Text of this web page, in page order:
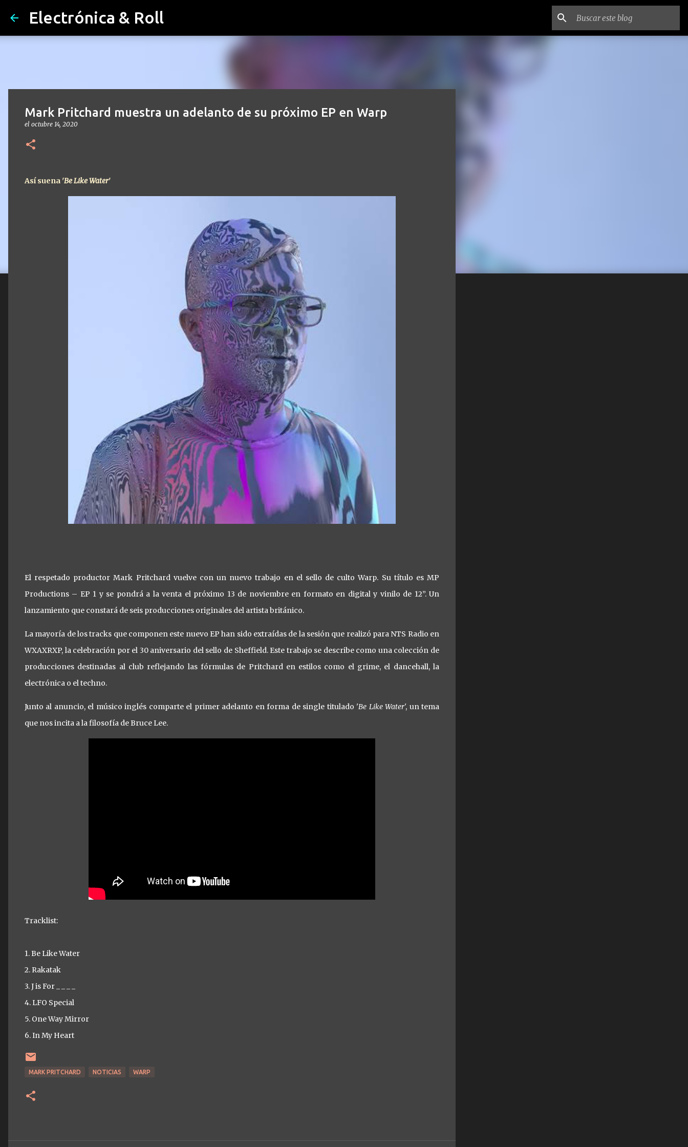
Electrónica & Roll
Mark Pritchard muestra un adelanto de su próximo EP en Warp
el octubre 14, 2020
Así suena 'Be Like Water'
El respetado productor Mark Pritchard vuelve con un nuevo trabajo en el sello de culto Warp. Su título es MP
Productions – EP 1 y se pondrá a la venta el próximo 13 de noviembre en formato en digital y vinilo de 12”. Un
lanzamiento que constará de seis producciones originales del artista británico.
La mayoría de los tracks que componen este nuevo EP han sido extraídas de la sesión que realizó para NTS Radio en
WXAXRXP, la celebración por el 30 aniversario del sello de Sheffield. Este trabajo se describe como una colección de
producciones destinadas al club reflejando las fórmulas de Pritchard en estilos como el grime, el dancehall, la
electrónica o el techno.
Junto al anuncio, el músico inglés comparte el primer adelanto en forma de single titulado 'Be Like Water', un tema
que nos incita a la filosofía de Bruce Lee.
Tracklist:
1. Be Like Water
2. Rakatak
3. J is For _ _ _ _
4. LFO Special
5. One Way Mirror
6. In My Heart
MARK PRITCHARD NOTICIAS WARP